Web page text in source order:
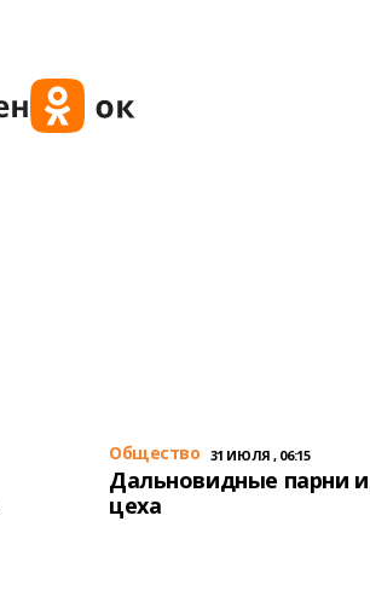
Общество 31 ИЮЛЯ , 06:15
Дальновидные парни
цеха